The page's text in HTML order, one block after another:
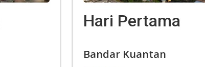
Hari Pertama
Bandar Kuantan